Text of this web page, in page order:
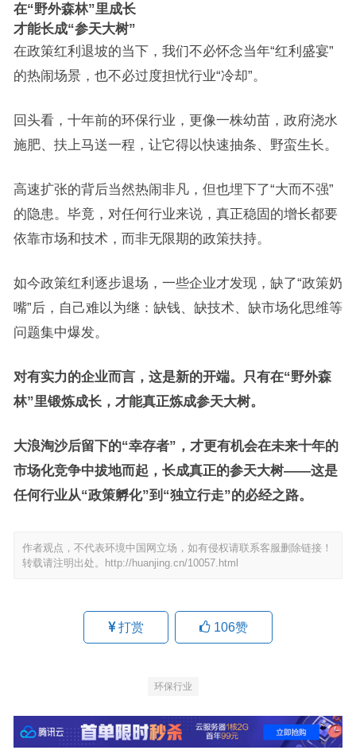
在“野外森林”里成长
才能长成“参天大树”
在政策红利退坡的当下，我们不必怀念当年“红利盛宴”
的热闹场景，也不必过度担忧行业“冷却”。
回头看，十年前的环保行业，更像一株幼苗，政府浇水
施肥、扶上马送一程，让它得以快速抽条、野蛮生长。
高速扩张的背后当然热闹非凡，但也埋下了“大而不强”
的隐患。毕竟，对任何行业来说，真正稳固的增长都要
依靠市场和技术，而非无限期的政策扶持。
如今政策红利逐步退场，一些企业才发现，缺了“政策奶
嘴”后，自己难以为继：缺钱、缺技术、缺市场化思维等
问题集中爆发。
对有实力的企业而言，这是新的开端。只有在“野外森
林”里锻炼成长，才能真正炼成参天大树。
大浪淘沙后留下的“幸存者”，才更有机会在未来十年的
市场化竞争中拔地而起，长成真正的参天大树——这是
任何行业从“政策孵化”到“独立行走”的必经之路。
作者观点，不代表环境中国网立场，如有侵权请联系客服删除链接！
转载请注明出处。
http://huanjing.cn/10057.html
打赏 106赞
环保行业